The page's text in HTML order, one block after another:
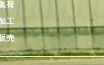
荷
工
売